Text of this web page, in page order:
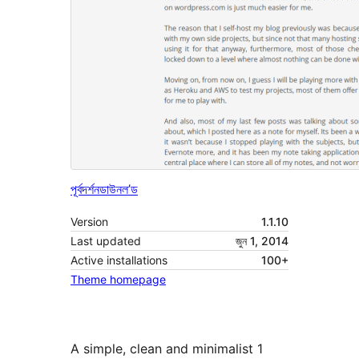
পূৰ্বদৰ্শনডাউনল’ড
Version
1.1.10
Last updated
জুন 1, 2014
Active installations
100+
Theme homepage
A simple, clean and minimalist 1